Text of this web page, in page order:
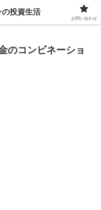
、等々への投資について
のコンビネーショ
投資生活
お問い合わせ